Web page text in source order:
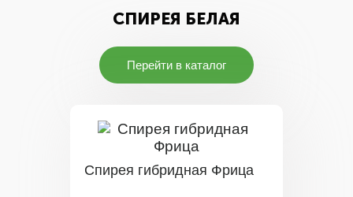
СПИРЕЯ БЕЛАЯ
Перейти в каталог
Спирея гибридная Фрица